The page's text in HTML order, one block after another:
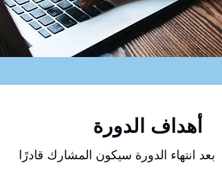
بعد انتهاء الدورة سيكون المشارك قادرًا